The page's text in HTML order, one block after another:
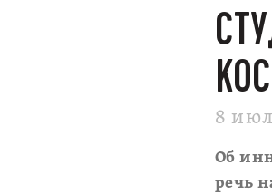
8
Об
речь